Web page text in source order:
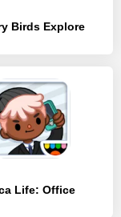
Birds Explore
Life: Office